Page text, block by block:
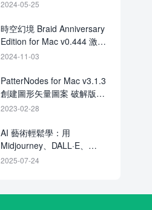
2024-05-25
時空幻境 Braid Anniversary
Edition for Mac v0.444 激活
版下載
2024-11-03
PatterNodes for Mac v3.1.3
創建圖形矢量圖案 破解版下
載
2023-02-28
AI 藝術輕鬆學：用
Midjourney、DALL·E、
ChatGPT 快速創作視覺傑
2025-07-24